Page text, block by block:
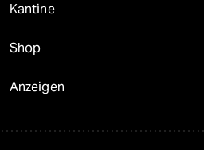
Kantine
Shop
Anzeigen